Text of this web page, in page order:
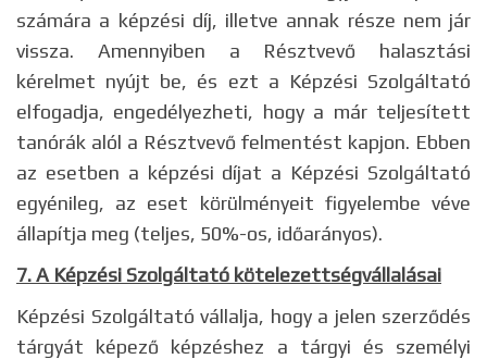
számára a képzési díj, illetve annak része nem jár
vissza. Amennyiben a Résztvevő halasztási
kérelmet nyújt be, és ezt a Képzési Szolgáltató
elfogadja, engedélyezheti, hogy a már teljesített
tanórák alól a Résztvevő felmentést kapjon. Ebben
az esetben a képzési díjat a Képzési Szolgáltató
egyénileg, az eset körülményeit figyelembe véve
állapítja meg (teljes, 50%-os, időarányos).
7. A Képzési Szolgáltató kötelezettségvállalásai
Képzési Szolgáltató vállalja, hogy a jelen szerződés
tárgyát képező képzéshez a tárgyi és személyi